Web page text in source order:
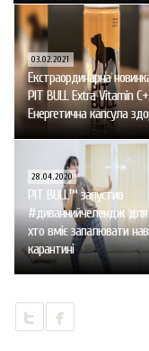
03.02.2021
Екстраординарна
PIT BULL Extra Vitamin С+.
Енергетична капсула
28.04.2020
PIT BULL™ запустив
#диваннийчелендж для
хто вміє запалювати
карантині